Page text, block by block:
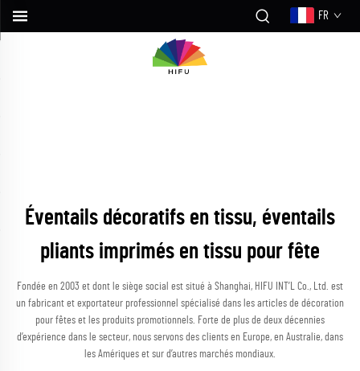
FR
Éventails décoratifs en tissu, éventails
pliants imprimés en tissu pour fête
Fondée en 2003 et dont le siège social est situé à Shanghai, HIFU INT’L Co., Ltd. est
un fabricant et exportateur professionnel spécialisé dans les articles de décoration
pour fêtes et les produits promotionnels. Forte de plus de deux décennies
d’expérience dans le secteur, nous servons des clients en Europe, en Australie, dans
les Amériques et sur d’autres marchés mondiaux.